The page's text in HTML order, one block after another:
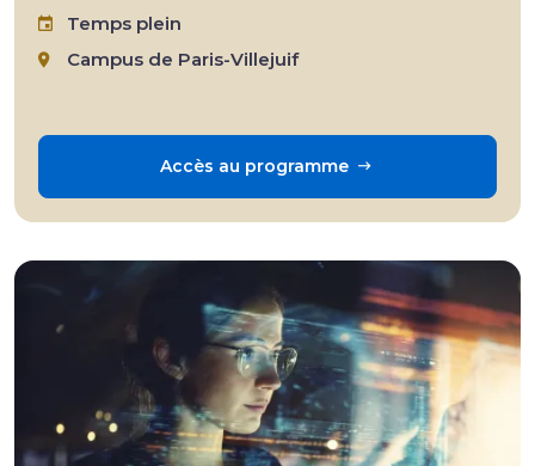
Temps plein
Campus de Paris-Villejuif
Accès au programme